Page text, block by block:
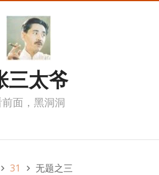
三太爷
前面，黑洞洞
31 无题之三